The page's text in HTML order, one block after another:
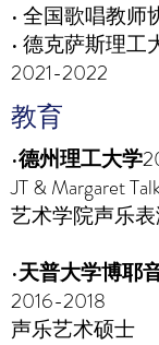
• 全国歌唱教师
• 德克萨斯理工
2021-2022
教育
•德州理工大学
JT & Margaret
艺术学院声乐
•天普大学博耶
2016-2018
声乐艺术硕士